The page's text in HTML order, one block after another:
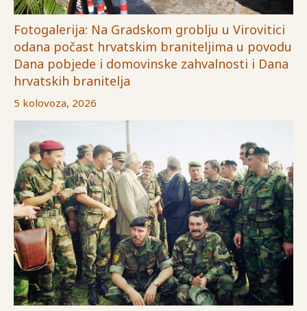
Fotogalerija: Na Gradskom groblju u Virovitici
odana počast hrvatskim braniteljima u povodu
Dana pobjede i domovinske zahvalnosti i Dana
hrvatskih branitelja
5 kolovoza, 2026